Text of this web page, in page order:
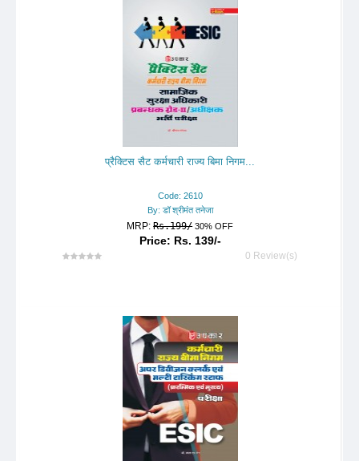
प्रैक्टिस सैट कर्मचारी राज्य बिमा निगम...
Code: 2610
By: डॉ श्रीमंत तनेजा
MRP:Rs.199/ 30% OFF
Price: Rs. 139/-
0 Review(s)